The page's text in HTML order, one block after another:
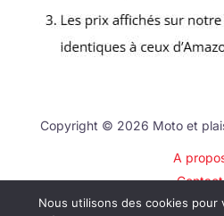
Copyright © 2026 Moto et
A
Contact
Plan du
Nous utilisons des cookies pour